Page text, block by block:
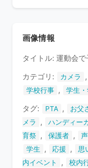
画像情報
タイトル: 運動会
カテゴリ:
カメラ ,
学校行事 , 学生
タグ: PTA , お父
メラ
, ハンディー
育祭 , 保護者 ,
学生 , 応援 , 思
内イベント
, 校内